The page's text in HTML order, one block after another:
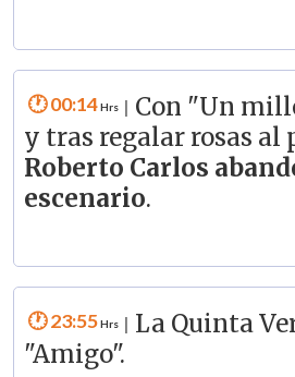
00:14
Con "Un
y tras regalar rosas al
Roberto Carlos
escenario.
23:55
La Quinta
"Amigo".